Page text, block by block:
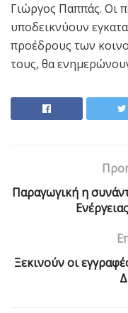
Γιώργος Παππάς. Οι
υποδεικνύουν
προέδρους των
τους, θα
Παραγωγική η
Ξεκινούν οι